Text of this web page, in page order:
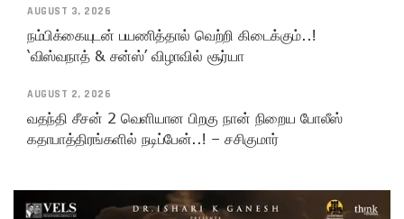
AUGUST 3, 2026
நம்பிக்கையுடன் பயணித்தால் வெற்றி கிடைக்கும்..!
‘விஸ்வநாத் & சன்ஸ்’ விழாவில் சூர்யா
AUGUST 2, 2026
வதந்தி சீசன் 2 வெளியான பிறகு நான் நிறைய போலீஸ்
கதாபாத்திரங்களில் நடிப்பேன்..! – சசிகுமார்